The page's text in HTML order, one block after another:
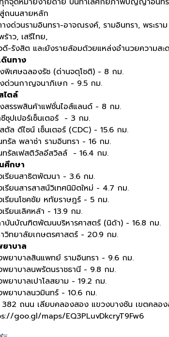
ถนนสายหลัก
งด่วนรามอินทรา-อาจณรงค์, รามอินทรา, พระร
าว, เสรีไทย,
ดี-รังสิต และยังรายล้อมด้วยแหล่งอำนวยความส
ดินทาง
พิเศษฉลองรัช (ด่านจตุโชติ) - 8 กม.
ด่วนกาญจนาภิเษก - 9.5 กม.
ไตล์
สรรพสินค้าแฟชั่นไอส์แลนด์ - 8 กม.
ซุปเปอร์เซ็นเตอร์ - 3 กม.
ตัล ดีไซน์ เซ็นเตอร์ (CDC) - 15.6 กม.
ทรัล พลาซ่า รามอินทรา - 16 กม.
ทรัลเฟสติวัลอีสวิลล์​ - 16.4 กม.
ศึกษา
เรียนสาธิตพัฒนา - 3.6 กม.
เรียนสารสาสน์วิเทศนิมิตใหม่ - 4.7 กม.
เรียนโชคชัย หทัยราษฎร์ - 5 กม.
เรียนเลิศหล้า - 13.9 กม.
บันบัณฑิตพัฒนบริหารศาสตร์ (นิด้า) - 16.8 กม.
วิทยาลัยเกษตรศาสตร์ - 20.9 กม.
ยาบาล
พยาบาลสินแพทย์ รามอินทรา - 9.6 กม.
พยาบาลนพรัตนราชธานี - 9.8 กม.
พยาบาลเปาโลสยาม - 19.2 กม.
พยาบาลนวมินทร์ - 10.6 กม.
ถนน เลียบคลองสอง แขวงบางชัน เขตคลอง
goo.gl/maps/EQ3PLuvDkcryT9Fw6